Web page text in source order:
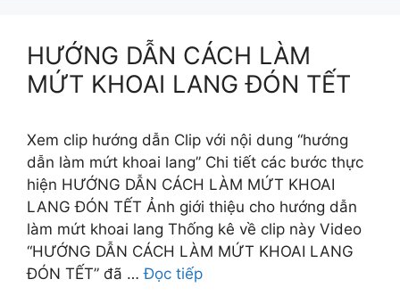
HƯỚNG DẪN CÁCH LÀM
MỨT KHOAI LANG ĐÓN TẾT
Xem clip hướng dẫn Clip với nội dung “hướng
dẫn làm mứt khoai lang” Chi tiết các bước thực
hiện HƯỚNG DẪN CÁCH LÀM MỨT KHOAI
LANG ĐÓN TẾT Ảnh giới thiệu cho hướng dẫn
làm mứt khoai lang Thống kê về clip này Video
“HƯỚNG DẪN CÁCH LÀM MỨT KHOAI LANG
ĐÓN TẾT” đã …Đọc tiếp